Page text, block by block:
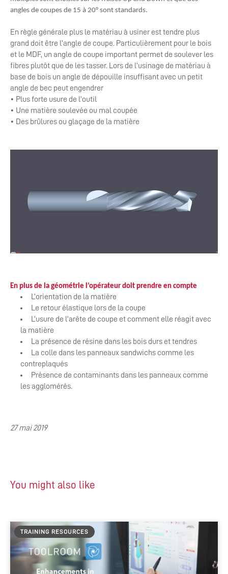
angles de coupes de 15 à 20° sont standards.
En règle générale plus le matériau à usiner est tendre plus
grand doit être l’angle de coupe. Particulièrement pour le bois
et le MDF, un angle de coupe important permet de soulever les
fibres plutôt que de les tasser. Lors de l’usinage de matériau à
base de bois un angle de dépouille insuffisant avec un petit
angle de bec peut engendrer
• Plus forte usure de l’outil
• Une matière soulevée ou mal coupée
• Des brûlures ou glaçage de la matière
En plus de la géométrie l’opérateur doit prendre en compte
L’orientation de la matière
Le retour élastique lors de la coupe
L’usure de l’arête de coupe et comment elle réagit avec
la matière
La présence de résine dans les bois durs et tendres
La colle dans les panneaux sandwichs comme les
contreplaqués
Présence de contaminants dans les panneaux comme
les agglomérés.
27 mai 2019
You might also like
TRAINING RESOURCES